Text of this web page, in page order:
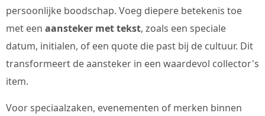
persoonlijke boodschap. Voeg diepere betekenis toe
met een aansteker met tekst, zoals een speciale
datum, initialen, of een quote die past bij de cultuur. Dit
transformeert de aansteker in een waardevol collector's
item.
Voor speciaalzaken, evenementen of merken binnen